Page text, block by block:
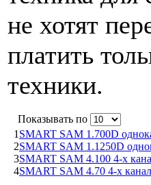
не хотят
платить
техники.
Показывать по
1 SMART SAM 1.700D
2SMART SAM 1.1250D
3SMART SAM 4.100 4-х
4SMART SAM 4.70 4-х